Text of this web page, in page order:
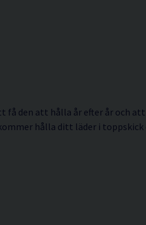
den att hålla år efter år och
hålla ditt läder i toppskick